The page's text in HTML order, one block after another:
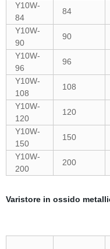
Y10W-
84
84
Y10W-
90
90
Y10W-
96
96
Y10W-
108
108
Y10W-
120
120
Y10W-
150
150
Y10W-
200
200
Varistore in ossido